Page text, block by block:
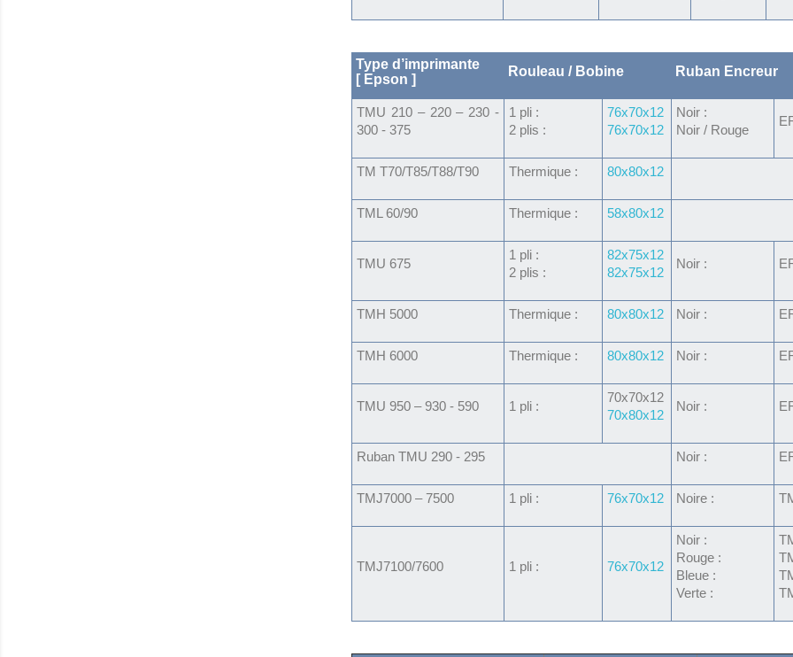
Type d’imprimante
[ Epson ]
Rouleau / Bobine Ruban Encreur
TMU 210 – 220 – 230 -
300 - 375
1 pli :
2 plis :
76x70x12
76x70x12
Noir :
Noir / Rouge
TM T70/T85/T88/T90 Thermique : 80x80x12
TML 60/90 Thermique : 58x80x12
TMU 675
1 pli :
2 plis :
82x75x12
82x75x12
Noir :
TMH 5000 Thermique : 80x80x12 Noir :
TMH 6000 Thermique : 80x80x12 Noir :
TMU 950 – 930 - 590 1 pli :
70x70x12
70x80x12
Noir :
Ruban TMU 290 - 295 Noir :
TMJ7000 – 7500 1 pli : 76x70x12 Noire :
TMJ7100/7600 1 pli : 76x70x12
Noir :
Rouge :
Bleue :
Verte :